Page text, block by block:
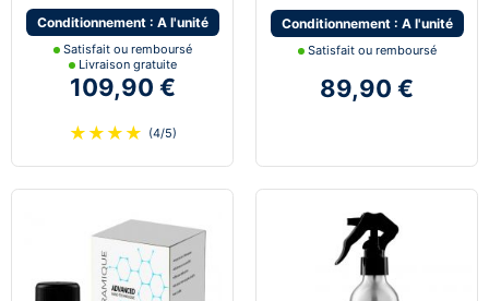
Conditionnement : A l'unité
Satisfait ou remboursé
Livraison gratuite
109,90 €
★ ★ ★ ★ (4/5)
Conditionnement : A l'unité
Satisfait ou remboursé
89,90 €